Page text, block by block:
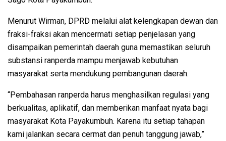
Menurut Wirman, DPRD melalui alat kelengkapan dewan dan
fraksi-fraksi akan mencermati setiap penjelasan yang
disampaikan pemerintah daerah guna memastikan seluruh
substansi ranperda mampu menjawab kebutuhan
masyarakat serta mendukung pembangunan daerah.
“Pembahasan ranperda harus menghasilkan regulasi yang
berkualitas, aplikatif, dan memberikan manfaat nyata bagi
masyarakat Kota Payakumbuh. Karena itu setiap tahapan
kami jalankan secara cermat dan penuh tanggung jawab,”